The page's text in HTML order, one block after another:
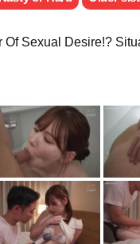
Sexual Desire!?